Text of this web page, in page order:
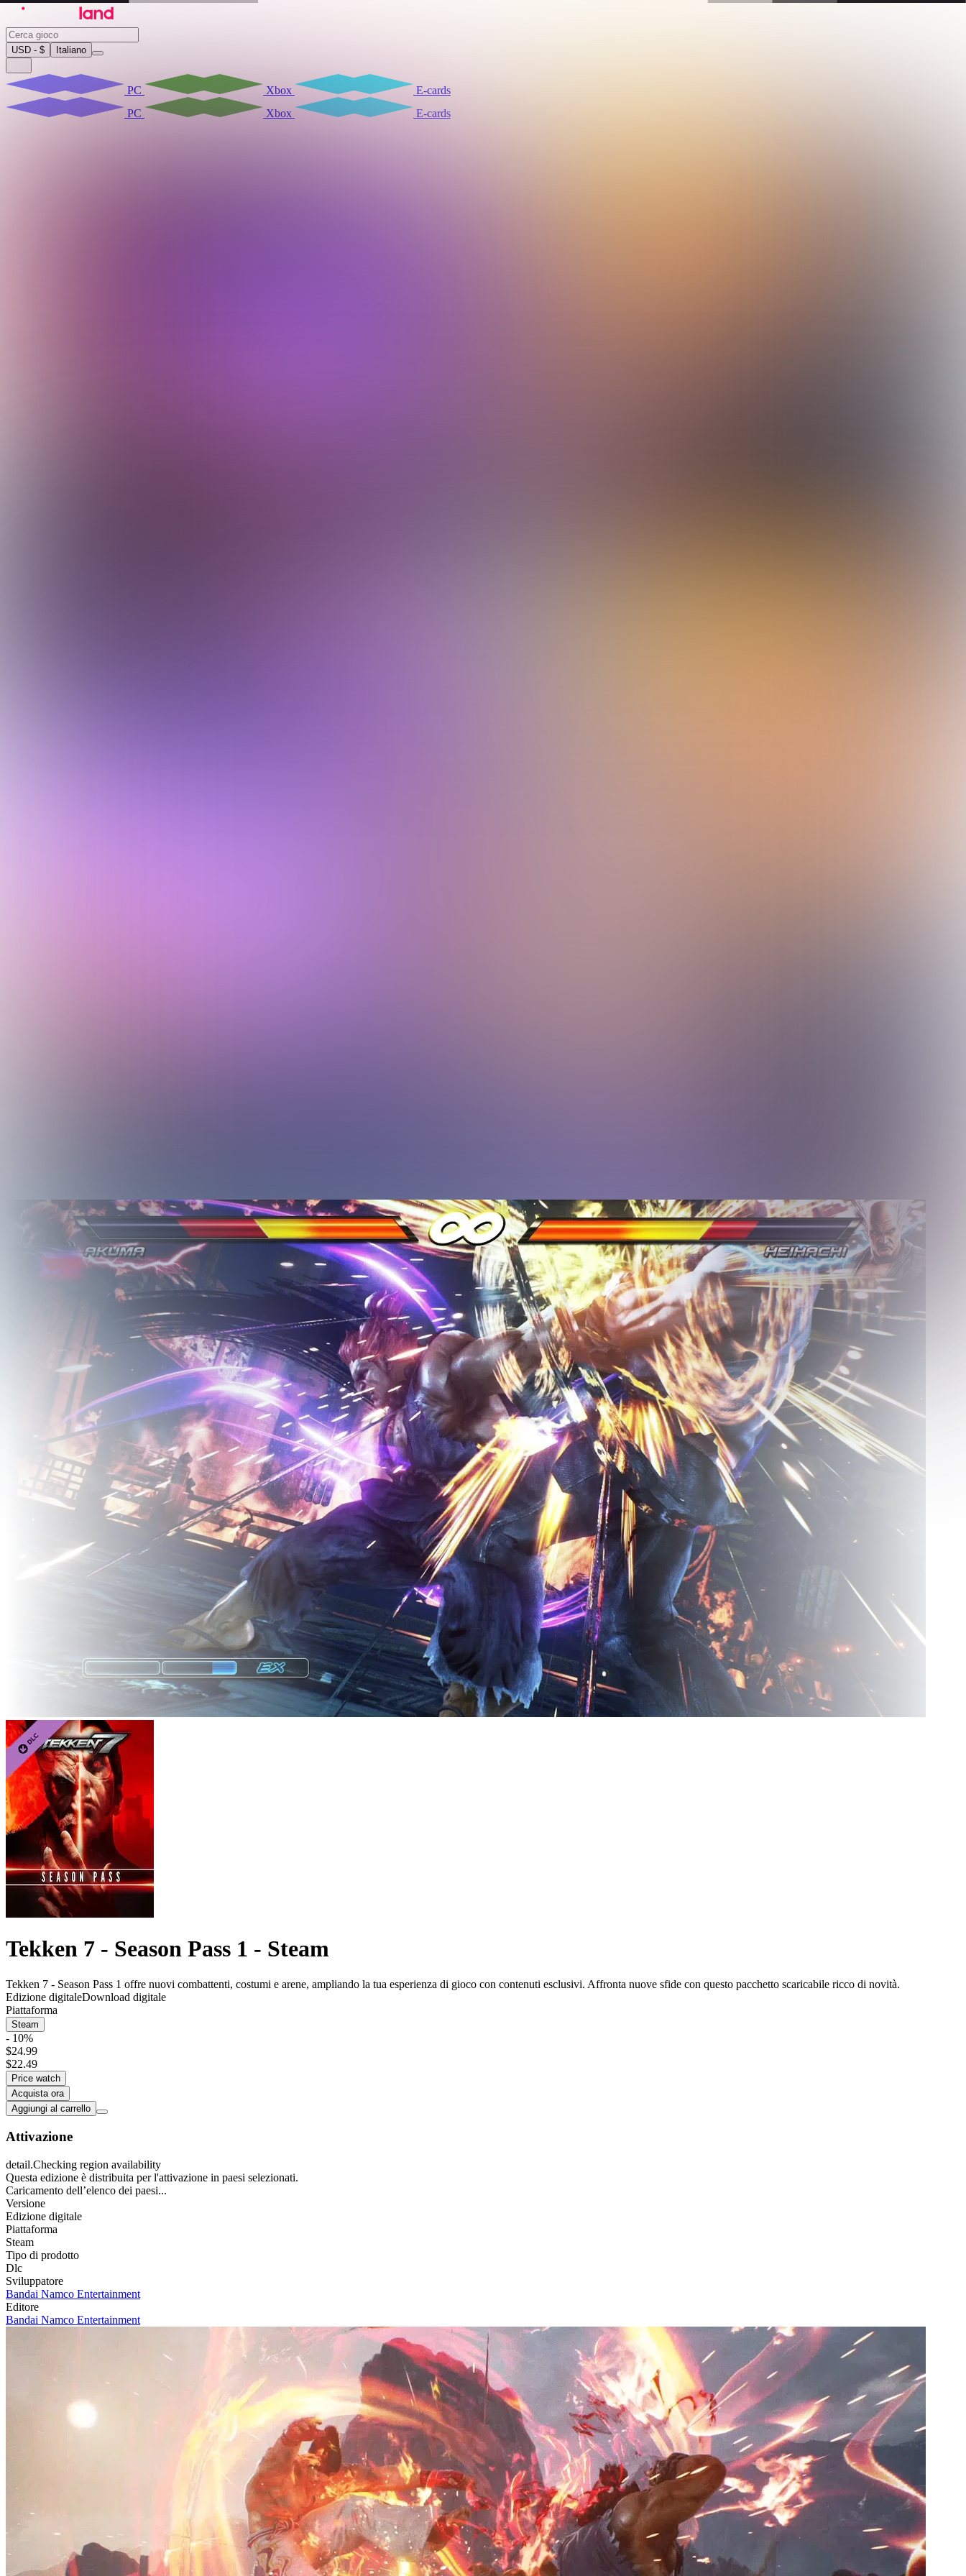
USD - $ Italiano
PC Xbox
E-cards
PC
Xbox E-cards
Tekken 7 - Season Pass 1 - Steam
Tekken 7 - Season Pass 1 offre nuovi combattenti, costumi e arene, ampliando la tua esperienza di gioco con contenuti esclusivi. Affronta nuove sfide con questo pacchetto scaricabile ricco di novità.
Edizione digitaleDownload digitale
Piattaforma
Steam
- 10%
$24.99
$22.49
Price watch
Acquista ora
Aggiungi al carrello
Attivazione
detail.Checking region availability
Questa edizione è distribuita per l'attivazione in paesi selezionati.
Caricamento dell’elenco dei paesi...
Versione
Edizione digitale
Piattaforma
Steam
Tipo di prodotto
Dlc
Sviluppatore
Bandai Namco Entertainment
Editore
Bandai Namco Entertainment